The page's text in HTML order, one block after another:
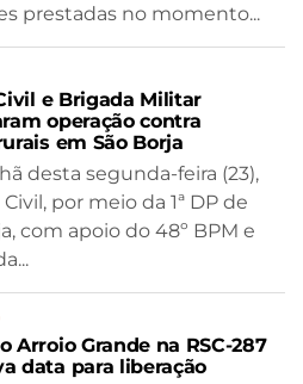
prestadas no momento...
e Brigada Militar
operação contra
em São Borja
desta segunda-feira (23),
Civil, por meio da 1ª DP de
com apoio do 48º BPM e
Arroio Grande na RSC-287
data para liberação